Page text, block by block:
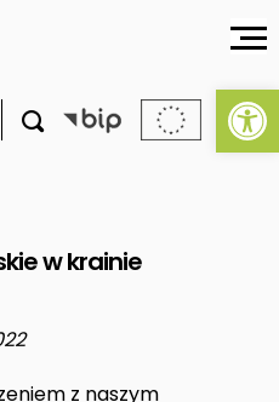

w krainie
z naszym